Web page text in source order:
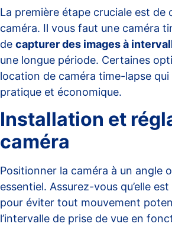
La première étape cruciale est de
caméra. Il vous faut une caméra
de capturer des images à
une longue période. Certaines
location de caméra time-lapse qui
pratique et économique.
Installation et
caméra
Positionner la caméra à un angle
essentiel. Assurez-vous qu’elle
pour éviter tout mouvement
l’intervalle de prise de vue en